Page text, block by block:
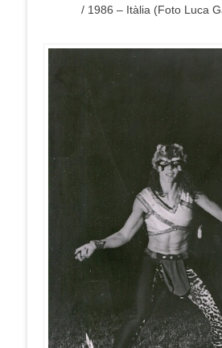
/ 1986 – Itàlia (Foto Luca